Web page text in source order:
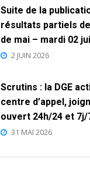
Suite de la
résultats partiels
de mai – mardi 02
2 JUIN 2026
Scrutins : la DGE
centre d’appel,
ouvert 24h/24 et 7j/
31 MAI 2026